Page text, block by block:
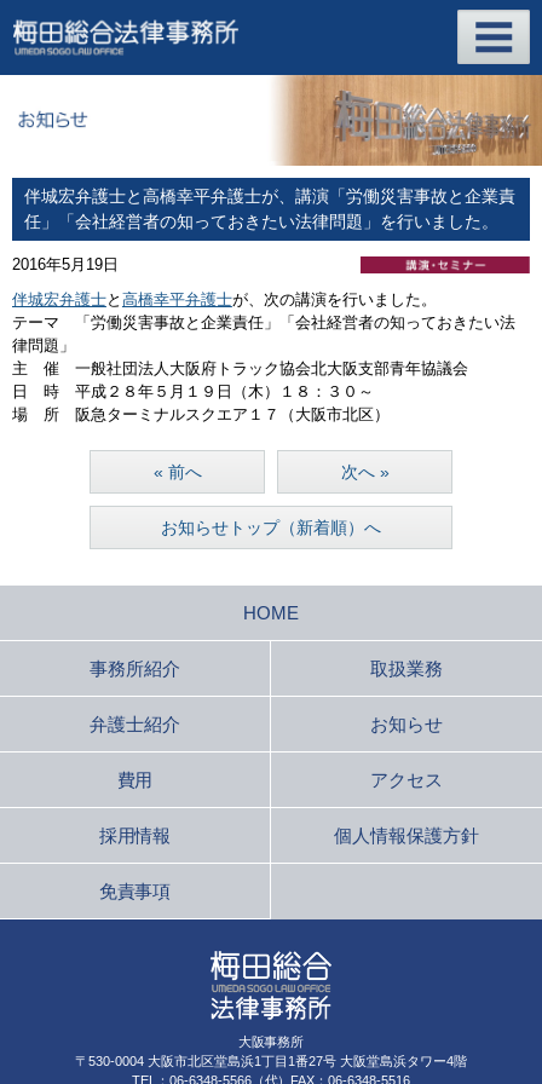
伴城宏弁護士と高橋幸平弁護士が、講演「労働災害事故と企業責
任」「会社経営者の知っておきたい法律問題」を行いました。
2016年5月19日
伴城宏弁護士と 高橋幸平弁護士が、次の講演を行いました。
テーマ 「労働災害事故と企業責任」「会社経営者の知っておきたい法
律問題」
主 催 一般社団法人大阪府トラック協会北大阪支部青年協議会
日 時 平成２８年５月１９日（木）１８：３０～
場 所 阪急ターミナルスクエア１７（大阪市北区）
« 前へ
お知らせトップ（新着順）へ
次へ »
HOME
事務所紹介 取扱業務
弁護士紹介 お知らせ
費用 アクセス
採用情報 個人情報保護方針
免責事項
大阪事務所
〒530-0004 大阪市北区堂島浜1丁目1番27号 大阪堂島浜タワー4階
TEL：06-6348-5566（代）FAX：06-6348-5516